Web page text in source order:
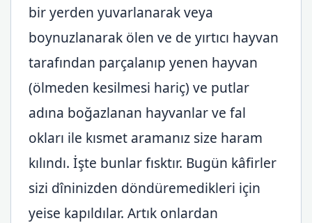
bir yerden yuvarlanarak veya
boynuzlanarak ölen ve de yırtıcı hayvan
tarafından parçalanıp yenen hayvan
(ölmeden kesilmesi hariç) ve putlar
adına boğazlanan hayvanlar ve fal
okları ile kısmet aramanız size haram
kılındı. İşte bunlar fısktır. Bugün kâfirler
sizi dîninizden döndüremedikleri için
yeise kapıldılar. Artık onlardan